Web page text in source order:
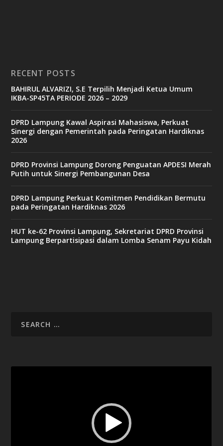
e
t
c
a
n
o
v
9
c
a
8
i
RECENT POSTS
BAHIRUL ALVARIZI, S.E Terpilih Menjadi Ketua Umum
IKBA-SP45TA PERIODE 2026 – 2029
DPRD Lampung Kawal Aspirasi Mahasiswa, Perkuat
Sinergi dengan Pemerintah pada Peringatan Hardiknas
2026
DPRD Provinsi Lampung Dorong Penguatan APDESI Merah
Putih untuk Sinergi Pembangunan Desa
DPRD Lampung Perkuat Komitmen Pendidikan Bermutu
pada Peringatan Hardiknas 2026
HUT ke-62 Provinsi Lampung, Sekretariat DPRD Provinsi
Lampung Berpartisipasi dalam Lomba Senam Payu Kidah